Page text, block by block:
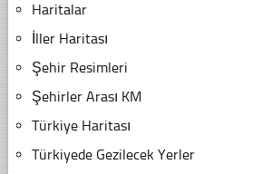
Haritalar
İller Haritası
Şehir Resimleri
Şehirler Arası KM
Türkiye Haritası
Türkiyede Gezilecek Yerler